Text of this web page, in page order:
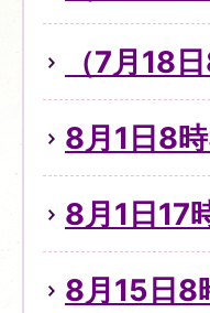
（7月18
8月1日8
8月1日17
8月15日8